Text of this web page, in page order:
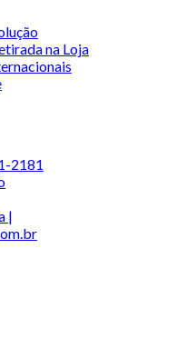
na Loja
2181
|